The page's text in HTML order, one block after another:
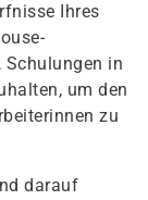
Ihres
Schulungen in
um den
zu
darauf